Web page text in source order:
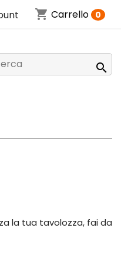
shopping_cart Carrello 0

la tua tavolozza, fai da